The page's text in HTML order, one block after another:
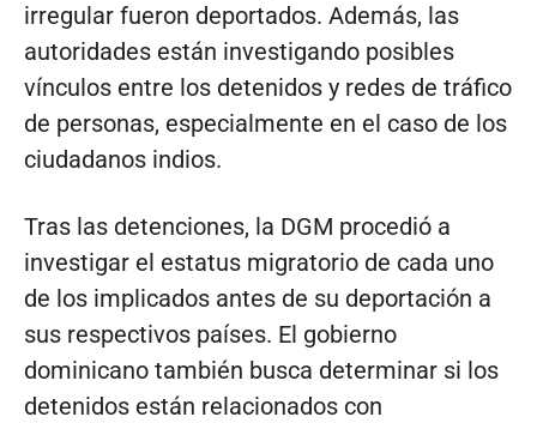
irregular fueron deportados. Además, las
autoridades están investigando posibles
vínculos entre los detenidos y redes de tráfico
de personas, especialmente en el caso de los
ciudadanos indios.
Tras las detenciones, la DGM procedió a
investigar el estatus migratorio de cada uno
de los implicados antes de su deportación a
sus respectivos países. El gobierno
dominicano también busca determinar si los
detenidos están relacionados con